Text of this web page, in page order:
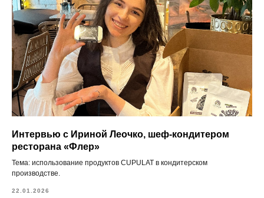
Интервью с Ириной Леочко, шеф‑кондитером
ресторана «Флер»
Тема: использование продуктов CUPULAT в кондитерском
производстве.
22.01.2026